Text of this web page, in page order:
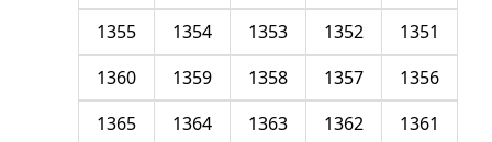
1351
1352
1353
1354
1355
1356
1357
1358
1359
1360
1361
1362
1363
1364
1365